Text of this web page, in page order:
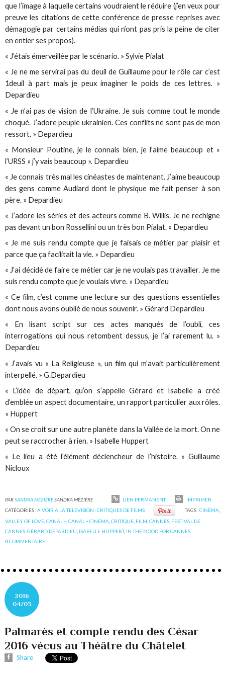
que l’image à laquelle certains voudraient le réduire (j’en veux pour
preuve les citations de cette conférence de presse reprises avec
démagogie par certains médias qui n’ont pas pris la peine de citer
en entier ses propos).
« J’étais émerveillée par le scénario. » Sylvie Pialat
« Je ne me servirai pas du deuil de Guillaume pour le rôle car c’est
1deuil à part mais je peux imaginer le poids de ces lettres. »
Depardieu
« Je n’ai pas de vision de l’Ukraine. Je suis comme tout le monde
choqué. J’adore peuple ukrainien. Ces conflits ne sont pas de mon
ressort. » Depardieu
« Monsieur Poutine, je le connais bien, je l’aime beaucoup et «
l’URSS » j’y vais beaucoup ». Depardieu
« Je connais très mal les cinéastes de maintenant. J’aime beaucoup
des gens comme Audiard dont le physique me fait penser à son
père. » Depardieu
« J’adore les séries et des acteurs comme B. Willis. Je ne rechigne
pas devant un bon Rossellini ou un très bon Pialat. » Depardieu
« Je me suis rendu compte que je faisais ce métier par plaisir et
parce que ça facilitait la vie. » Depardieu
« J’ai décidé de faire ce métier car je ne voulais pas travailler. Je me
suis rendu compte que je voulais vivre. » Depardieu
« Ce film, c’est comme une lecture sur des questions essentielles
dont nous avons oublié de nous souvenir. » Gérard Depardieu
« En lisant script sur ces actes manqués de l’oubli, ces
interrogations qui nous retombent dessus, je l’ai rarement lu. »
Depardieu
« J’avais vu « La Religieuse », un film qui m’avait particulièrement
interpellé. » G.Depardieu
« L’idée de départ, qu’on s’appelle Gérard et Isabelle a créé
d’emblée un aspect documentaire, un rapport particulier aux rôles.
» Huppert
« On se croit sur une autre planète dans la Vallée de la mort. On ne
peut se raccrocher à rien. » Isabelle Huppert
« Le lieu a été l’élément déclencheur de l’histoire. » Guillaume
Nicloux
PARSANDRA MÉZIÈRESANDRA MÉZIÈRE LIEN PERMANENT
IMPRIMER
CATÉGORIES :A VOIR A LA TELEVISION : CRITIQUES DE FILMS TAGS :CINÉMA
VALLEY OF LOVE ,CANAL + ,CANAL + CINÉMA ,CRITIQUE FILM ,CANNES FESTIVAL DE
CANNES ,GÉRARD DEPARDIEU ISABELLE HUPPERT, IN THE MOOD FOR CANNES
0COMMENTAIRE
2016
04/03
Palmarès et compte rendu des César
2016 vécus au Théâtre du Châtelet
Share